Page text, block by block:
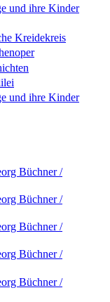
und ihre Kinder
Kreidekreis
und ihre Kinder
Büchner /
Büchner /
Büchner /
Büchner /
Büchner /